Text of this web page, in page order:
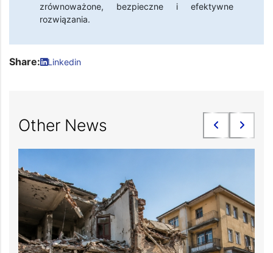
zrównoważone, bezpieczne i efektywne
rozwiązania.
Share: Linkedin
Other News